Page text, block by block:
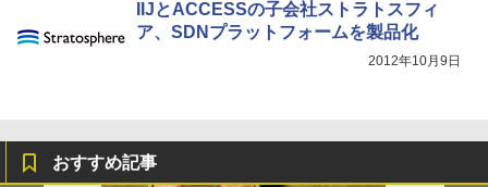
IIJとACCESSの子会社ストラトスフィ
ア、SDNプラットフォームを製品化
2012年10月9日
おすすめ記事